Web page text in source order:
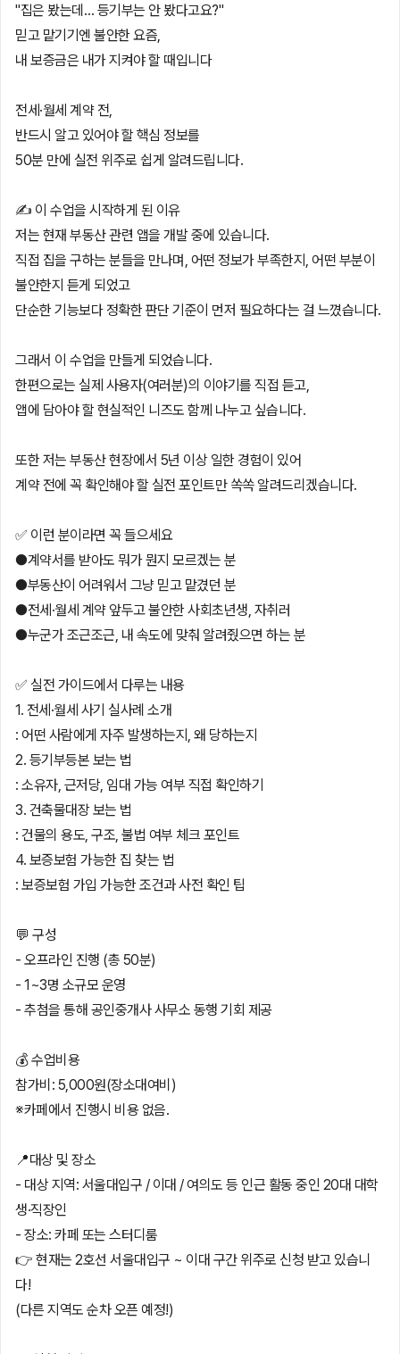
"집은 봤는데… 등기부는 안 봤다고요?"
믿고 맡기기엔 불안한 요즘,
내 보증금은 내가 지켜야 할 때입니다
전세·월세 계약 전,
반드시 알고 있어야 할 핵심 정보를
50분 만에 실전 위주로 쉽게 알려드립니다.
✍️ 이 수업을 시작하게 된 이유
저는 현재 부동산 관련 앱을 개발 중에 있습니다.
직접 집을 구하는 분들을 만나며, 어떤 정보가 부족한지, 어떤 부분이
불안한지 듣게 되었고
단순한 기능보다 정확한 판단 기준이 먼저 필요하다는 걸 느꼈습니다.
그래서 이 수업을 만들게 되었습니다.
한편으로는 실제 사용자(여러분)의 이야기를 직접 듣고,
앱에 담아야 할 현실적인 니즈도 함께 나누고 싶습니다.
또한 저는 부동산 현장에서 5년 이상 일한 경험이 있어
계약 전에 꼭 확인해야 할 실전 포인트만 쏙쏙 알려드리겠습니다.
✅ 이런 분이라면 꼭 들으세요
●계약서를 받아도 뭐가 뭔지 모르겠는 분
●부동산이 어려워서 그냥 믿고 맡겼던 분
●전세·월세 계약 앞두고 불안한 사회초년생, 자취러
●누군가 조근조근, 내 속도에 맞춰 알려줬으면 하는 분
✅ 실전 가이드에서 다루는 내용
1. 전세·월세 사기 실사례 소개
: 어떤 사람에게 자주 발생하는지, 왜 당하는지
2. 등기부등본 보는 법
: 소유자, 근저당, 임대 가능 여부 직접 확인하기
3. 건축물대장 보는 법
: 건물의 용도, 구조, 불법 여부 체크 포인트
4. 보증보험 가능한 집 찾는 법
: 보증보험 가입 가능한 조건과 사전 확인 팁
💬 구성
- 오프라인 진행 (총 50분)
- 1~3명 소규모 운영
- 추첨을 통해 공인중개사 사무소 동행 기회 제공
💰 수업비용
참가비: 5,000원(장소대여비)
※카페에서 진행시 비용 없음.
📍대상 및 장소
- 대상 지역: 서울대입구 / 이대 / 여의도 등 인근 활동 중인 20대 대학
생·직장인
- 장소: 카페 또는 스터디룸
👉 현재는 2호선 서울대입구 ~ 이대 구간 위주로 신청 받고 있습니
다!
(다른 지역도 순차 오픈 예정!)